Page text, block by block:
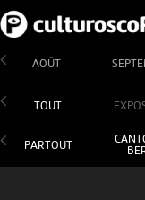
AOÛT
TOUT
PARTOUT